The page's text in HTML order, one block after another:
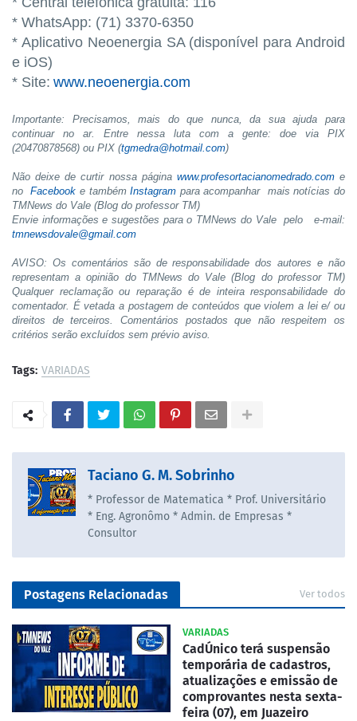
* WhatsApp: (71) 3370-6350
* Aplicativo Neoenergia SA (disponível para Android
e iOS)
* Site: www.neoenergia.com
Importante: Precisamos, mais do que nunca, da sua ajuda para
continuar no ar. Entre nessa luta com a gente: doe via PIX
(20470878568) ou PIX (tgmedra@hotmail.com)
Não deixe de curtir nossa página www.profesortacianomedrado.come
noFacebook e tambémInstagram para acompanhar mais notícias do
TMNews do Vale (Blog do professor TM)
Envie informações e sugestões para o TMNews do Vale pelo e-mail:
tmnewsdovale@gmail.com
AVISO: Os comentários são de responsabilidade dos autores e não
representam a opinião do TMNews do Vale (Blog do professor TM)
Qualquer reclamação ou reparação é de inteira responsabilidade do
comentador. É vetada a postagem de conteúdos que violem a lei e/ ou
direitos de terceiros. Comentários postados que não respeitem os
critérios serão excluídos sem prévio aviso.
Tags: VARIADAS
Taciano G. M. Sobrinho
* Professor de Matematica * Prof. Universitário
* Eng. Agronômo * Admin. de Empresas *
Consultor
Postagens Relacionadas Ver todos
VARIADAS
CadÚnico terá suspensão
temporária de cadastros,
atualizações e emissão de
comprovantes nesta sexta-
feira (07), em Juazeiro